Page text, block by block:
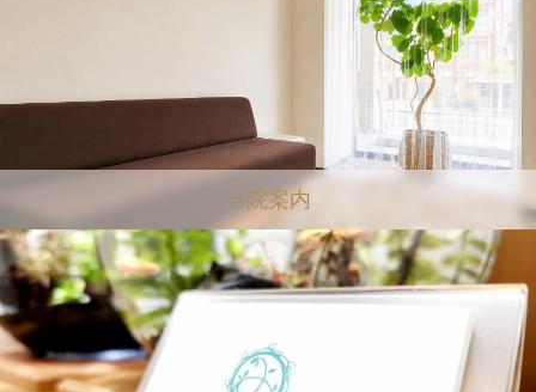
当院案内